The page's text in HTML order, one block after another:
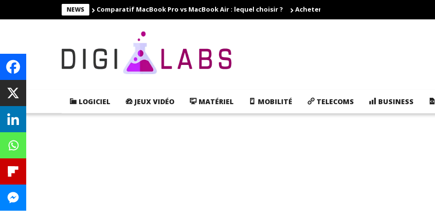
NEWS Comparatif MacBook Pro vs MacBook Air : lequel choisir ? Acheter des cartouches d'encre pas cher,
LOGICIEL JEUX VIDÉO MATÉRIEL MOBILITÉ TELECOMS BUSINESS